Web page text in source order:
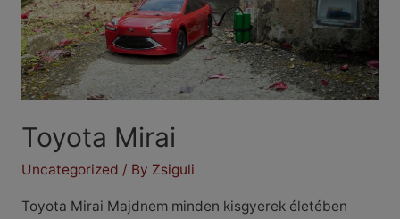
Toyota Mirai
Uncategorized / By Zsiguli
Toyota Mirai Majdnem minden kisgyerek életében